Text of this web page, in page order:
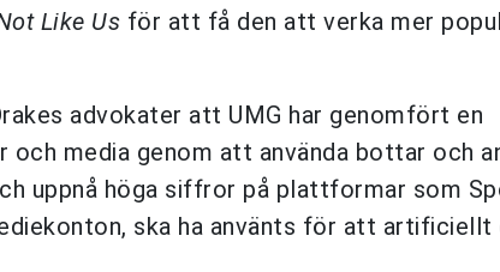
Like Us för att få den att verka mer
advokater att UMG har genomfört en
media genom att använda bottar och
uppnå höga siffror på plattformar som
ska ha använts för att artificiellt